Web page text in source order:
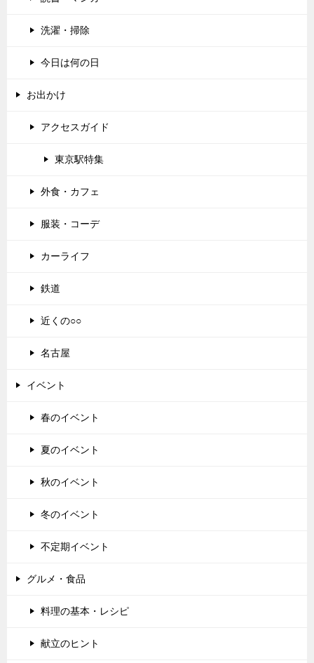
洗濯・掃除
今日は何の日
お出かけ
アクセスガイド
東京駅特集
外食・カフェ
服装・コーデ
カーライフ
鉄道
近くの○○
名古屋
イベント
春のイベント
夏のイベント
秋のイベント
冬のイベント
不定期イベント
グルメ・食品
料理の基本・レシピ
献立のヒント